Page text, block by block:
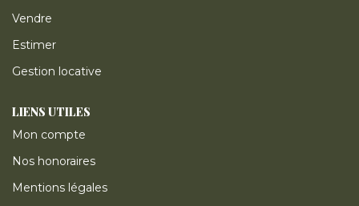
Vendre
Estimer
Gestion locative
LIENS UTILES
Mon compte
Nos honoraires
Mentions légales